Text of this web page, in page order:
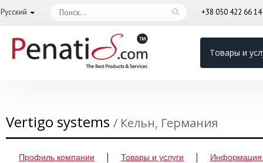
Русский +38 050 422 66 14
Товары и
Vertigo systems / Кельн, Германия
Профиль компании Товары и услуги Информация